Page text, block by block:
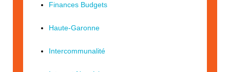
Finances Budgets
Haute-Garonne
Intercommunalité